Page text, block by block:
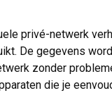
privé-netwerk
De gegevens
zonder
die je